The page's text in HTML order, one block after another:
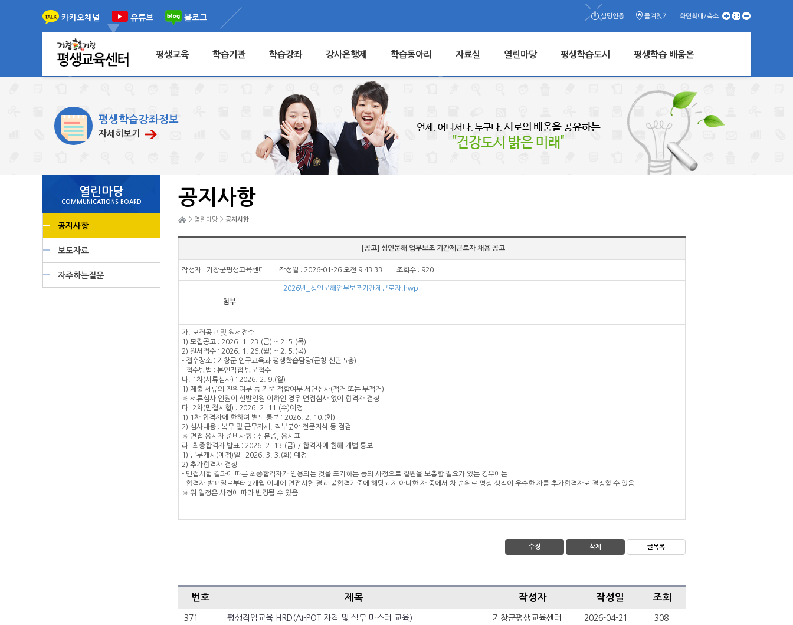
카카오채널 유튜브 블로그 실명인증 즐겨찾기 화면확대/축소
평생교육 학습기관 학습강좌 강사은행제 학습동아리 자료실 열린마당 평생학습도시 평생학습 배움온
평생학습강좌정보
자세히보기
열린마당
COMMUNICATIONS BOARD
공지사항
보도자료
자주하는질문
공지사항
> 열린마당 > 공지사항
[공고] 성인문해 업무보조 기간제근로자 채용 공고
작성자 : 거창군평생교육센터 작성일 : 2026-01-26 오전 9:43:33 조회수 : 920
첨부
2026년_성인문해업무보조기간제근로자.hwp
가. 모집공고 및 원서접수
1) 모집공고 : 2026. 1. 23.(금) ~ 2. 5.(목)
2) 원서접수 : 2026. 1. 26.(월) ~ 2. 5.(목)
- 접수장소 : 거창군 인구교육과 평생학습담당(군청 신관 5층)
- 접수방법 : 본인직접 방문접수
나. 1차(서류심사) : 2026. 2. 9.(월)
1) 제출 서류의 진위여부 등 기준 적합여부 서면심사(적격 또는 부적격)
※ 서류심사 인원이 선발인원 이하인 경우 면접심사 없이 합격자 결정
다. 2차(면접시험) : 2026. 2. 11.(수)예정
1) 1차 합격자에 한하여 별도 통보 : 2026. 2. 10.(화)
2) 심사내용 : 복무 및 근무자세, 직부분야 전문지식 등 점검
※ 면접 응시자 준비사항 : 신분증, 응시표
라. 최종합격자 발표 : 2026. 2. 13.(금) / 합격자에 한해 개별 통보
1) 근무개시(예정)일 : 2026. 3. 3.(화) 예정
2) 추가합격자 결정
- 면접시험 결과에 따른 최종합격자가 임용되는 것을 포기하는 등의 사정으로 결원을 보충할 필요가 있는 경우에는
- 합격자 발표일로부터 2개월 이내에 면접시험 결과 불합격기준에 해당되지 아니한 자 중에서 차 순위로 평정 성적이 우수한 자를 추가합격자로 결정할 수 있음
※ 위 일정은 사정에 따라 변경될 수 있음
수정 삭제 글목록
번호 제목 작성자 작성일 조회
371 평생직업교육 HRD(AI-POT 자격 및 실무 마스터 교육) 거창군평생교육센터 2026-04-21 308